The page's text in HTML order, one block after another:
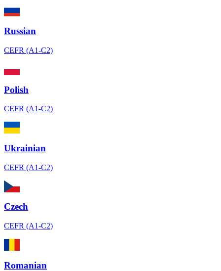
Russian
CEFR (A1-C2)
Polish
CEFR (A1-C2)
Ukrainian
CEFR (A1-C2)
Czech
CEFR (A1-C2)
Romanian